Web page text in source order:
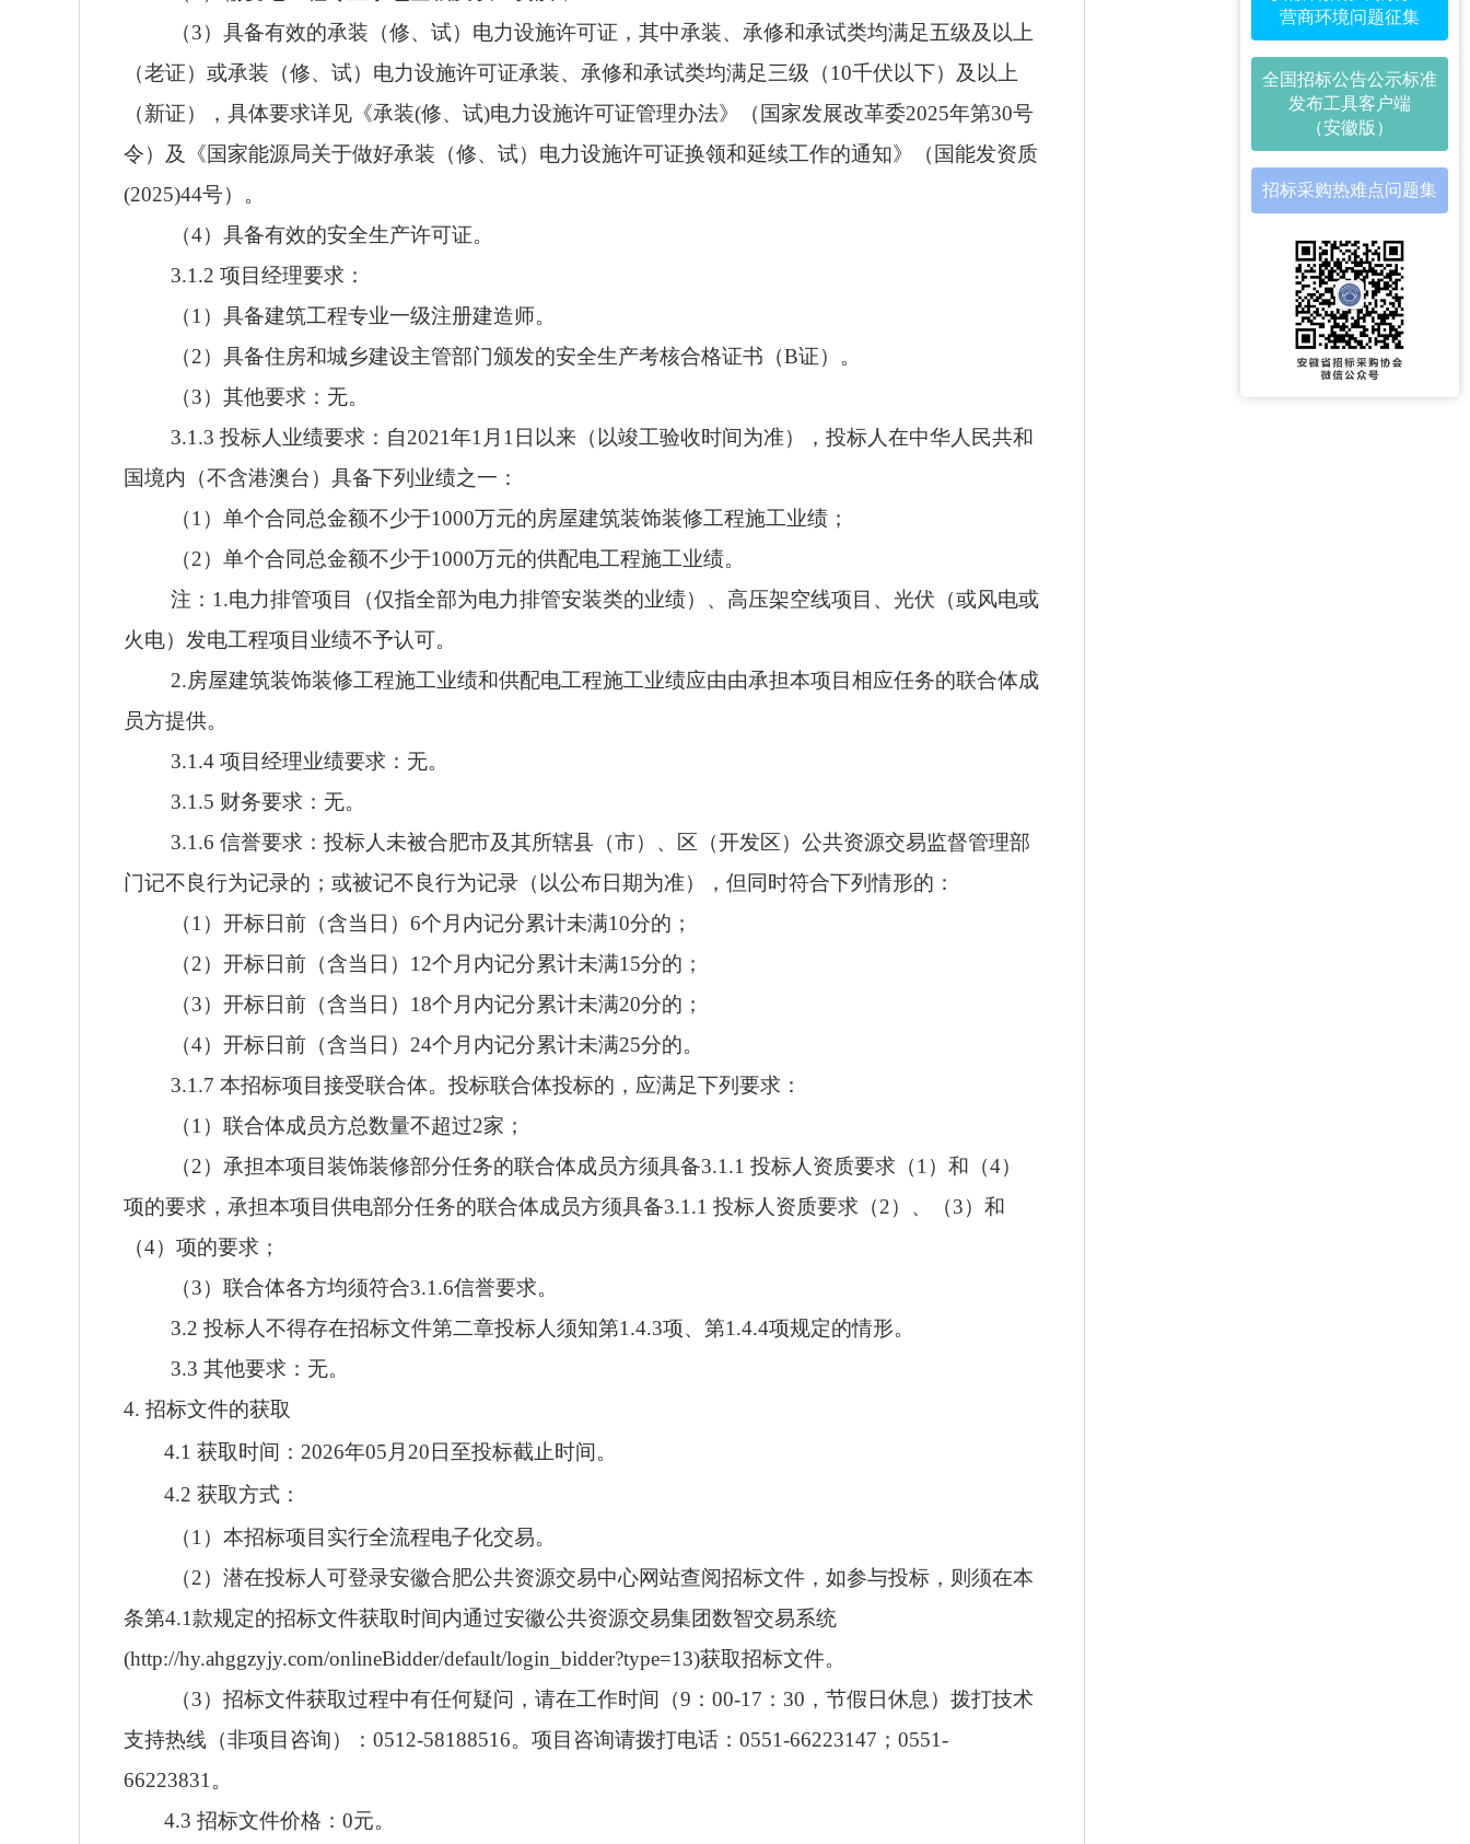
营商环境问题征集
全国招标公告公示标准
发布工具客户端
（安徽版）
招标采购热难点问题集
（3）具备有效的承装（修、试）电力设施许可证，其中承装、承修和承试类均满足五级及以上
（老证）或承装（修、试）电力设施许可证承装、承修和承试类均满足三级（10千伏以下）及以上
（新证），具体要求详见《承装(修、试)电力设施许可证管理办法》（国家发展改革委2025年第30号
令）及《国家能源局关于做好承装（修、试）电力设施许可证换领和延续工作的通知》（国能发资质
(2025)44号）。
（4）具备有效的安全生产许可证。
3.1.2 项目经理要求：
（1）具备建筑工程专业一级注册建造师。
（2）具备住房和城乡建设主管部门颁发的安全生产考核合格证书（B证）。
（3）其他要求：无。
3.1.3 投标人业绩要求：自2021年1月1日以来（以竣工验收时间为准），投标人在中华人民共和
国境内（不含港澳台）具备下列业绩之一：
（1）单个合同总金额不少于1000万元的房屋建筑装饰装修工程施工业绩；
（2）单个合同总金额不少于1000万元的供配电工程施工业绩。
注：1.电力排管项目（仅指全部为电力排管安装类的业绩）、高压架空线项目、光伏（或风电或
火电）发电工程项目业绩不予认可。
2.房屋建筑装饰装修工程施工业绩和供配电工程施工业绩应由由承担本项目相应任务的联合体成
员方提供。
3.1.4 项目经理业绩要求：无。
3.1.5 财务要求：无。
3.1.6 信誉要求：投标人未被合肥市及其所辖县（市）、区（开发区）公共资源交易监督管理部
门记不良行为记录的；或被记不良行为记录（以公布日期为准），但同时符合下列情形的：
（1）开标日前（含当日）6个月内记分累计未满10分的；
（2）开标日前（含当日）12个月内记分累计未满15分的；
（3）开标日前（含当日）18个月内记分累计未满20分的；
（4）开标日前（含当日）24个月内记分累计未满25分的。
3.1.7 本招标项目接受联合体。投标联合体投标的，应满足下列要求：
（1）联合体成员方总数量不超过2家；
（2）承担本项目装饰装修部分任务的联合体成员方须具备3.1.1 投标人资质要求（1）和（4）
项的要求，承担本项目供电部分任务的联合体成员方须具备3.1.1 投标人资质要求（2）、（3）和
（4）项的要求；
（3）联合体各方均须符合3.1.6信誉要求。
3.2 投标人不得存在招标文件第二章投标人须知第1.4.3项、第1.4.4项规定的情形。
3.3 其他要求：无。
4. 招标文件的获取
4.1 获取时间：2026年05月20日至投标截止时间。
4.2 获取方式：
（1）本招标项目实行全流程电子化交易。
（2）潜在投标人可登录安徽合肥公共资源交易中心网站查阅招标文件，如参与投标，则须在本
条第4.1款规定的招标文件获取时间内通过安徽公共资源交易集团数智交易系统
(http://hy.ahggzyjy.com/onlineBidder/default/login_bidder?type=13)获取招标文件。
（3）招标文件获取过程中有任何疑问，请在工作时间（9：00-17：30，节假日休息）拨打技术
支持热线（非项目咨询）：0512-58188516。项目咨询请拨打电话：0551-66223147；0551-
66223831。
4.3 招标文件价格：0元。